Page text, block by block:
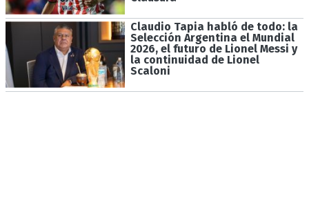
Claudio Tapia habló de todo: la
Selección Argentina el Mundial
2026, el futuro de Lionel Messi y
la continuidad de Lionel
Scaloni